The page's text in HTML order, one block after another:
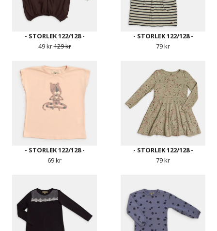
- STORLEK 122/128 -
49 kr129 kr
- STORLEK 122/128 -
79 kr
- STORLEK 122/128 -
69 kr
- STORLEK 122/128 -
79 kr